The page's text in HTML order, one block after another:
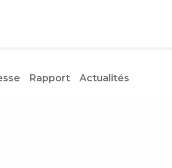
Rapport Actualités